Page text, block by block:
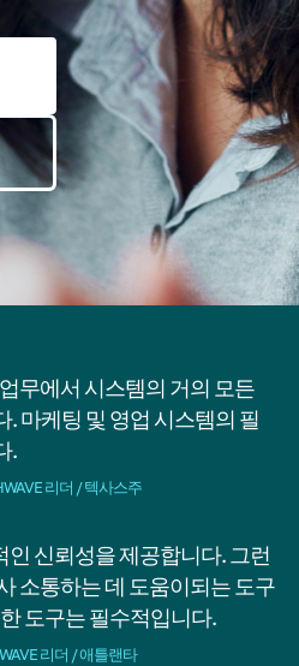
무에서 시스템의 거의 모든
. 마케팅 및 영업 시스템의 필
.
리더 / 텍사스주
인 신뢰성을 제공합니다. 그런
소통하는 데 도움이되는 도구
도구는 필수적입니다.
리더 / 애틀랜타